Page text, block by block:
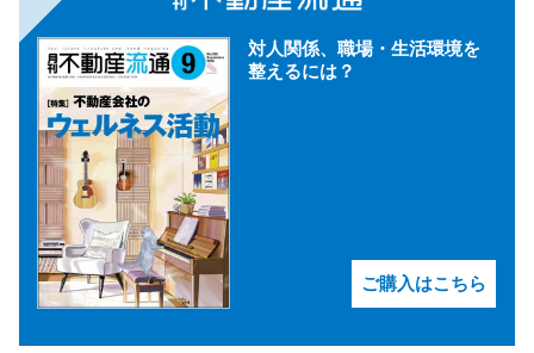
対人関係、職場・生活環境を
整えるには？
ご購入はこちら